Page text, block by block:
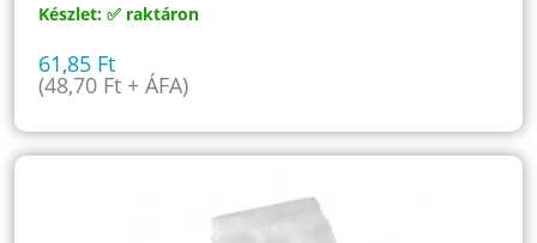
Készlet: ✅ raktáron
61,85 Ft
(48,70 Ft + ÁFA)